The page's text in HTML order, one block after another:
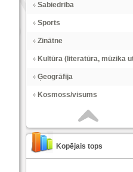
Sabiedrība
Sports
Zinātne
Kultūra (literatūra, mūzika
Ģeogrāfija
Kosmoss/visums
Kopējais tops